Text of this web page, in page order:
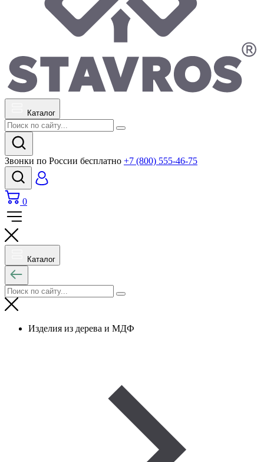
Каталог
Звонки по России бесплатно +7 (800) 555-46-75
0
Каталог
Изделия из дерева и МДФ